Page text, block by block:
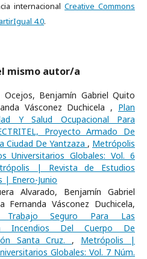
internacionalCreative Commons
4.0.
mismo autor/a
Benjamín Gabriel Quito
Vásconez Duchicela , Plan
Y Salud Ocupacional Para
Proyecto Armado De
Ciudad De Yantzaza , Metrópolis
Universitarios Globales: Vol. 6
| Revista de Estudios
| Enero-Junio
Alvarado, Benjamín Gabriel
Fernanda Vásconez Duchicela,
Trabajo Seguro Para Las
Incendios Del Cuerpo De
Santa Cruz. , Metrópolis |
Globales: Vol. 7 Núm.